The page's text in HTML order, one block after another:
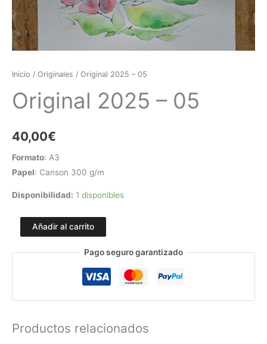
Inicio / Originales / Original 2025 – 05
Original 2025 – 05
40,00€
Formato: A3
Papel: Canson 300 g/m
Disponibilidad: 1 disponibles
Añadir al carrito
Pago seguro garantizado
Productos relacionados